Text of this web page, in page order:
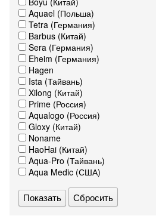
Aquael (Польша)
Tetra (Германия)
Barbus (Китай)
Sera (Германия)
Eheim (Германия)
Hagen
Ista (Тайвань)
Xilong (Китай)
Prime (Россия)
Aqualogo (Россия)
Gloxy (Китай)
Noname
HaoHai (Китай)
Aqua-Pro (Тайвань)
Aqua Medic (США)
Сбросить